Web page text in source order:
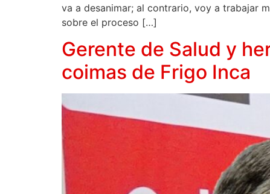
va a desanimar; al contrario, voy a trabajar
sobre el proceso […]
Gerente de Salud y
coimas de Frigo Inca